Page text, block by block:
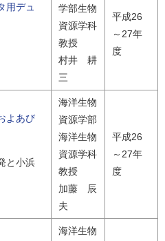
用デュ
学部生物
資源学科
教授
村井 耕
三
平成26
～27年
度
よあび
と小浜
海洋生物
資源学部
海洋生物
資源学科
教授
加藤 辰
夫
平成26
～27年
度
海洋生物